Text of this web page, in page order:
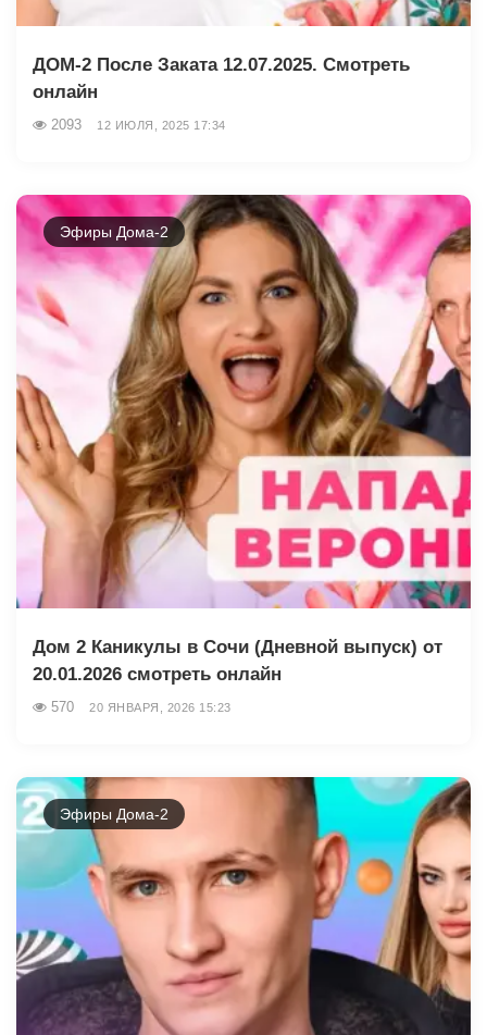
ДОМ-2 После Заката 12.07.2025. Смотреть
онлайн
2093 12 ИЮЛЯ, 2025 17:34
Эфиры Дома-2
Дом 2 Каникулы в Сочи (Дневной выпуск) от
20.01.2026 смотреть онлайн
570 20 ЯНВАРЯ, 2026 15:23
Эфиры Дома-2